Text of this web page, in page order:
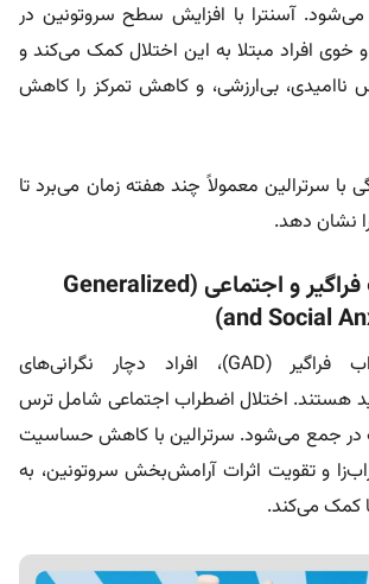
می‌شود. آسنترا با افزایش سطح سروتونین در
خوی افراد مبتلا به این اختلال کمک می‌کند و
بی‌ارزشی، و کاهش تمرکز را کاهش
با سرترالین معمولاً چند هفته زمان می‌برد تا
نشان دهد.
اختلال اضطراب فراگیر و اجتماعی (Generalized
and Social
در اختلال اضطراب فراگیر (GAD)، افراد دچار نگرانی‌های
هستند. اختلال اضطراب اجتماعی شامل ترس
در جمع می‌شود. سرترالین با کاهش حساسیت
و تقویت اثرات آرامش‌بخش سروتونین، به
کمک می‌کند.